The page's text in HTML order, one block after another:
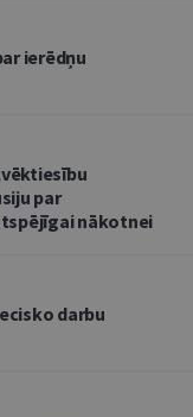
ierēdņu
par
nākotnei
darbu